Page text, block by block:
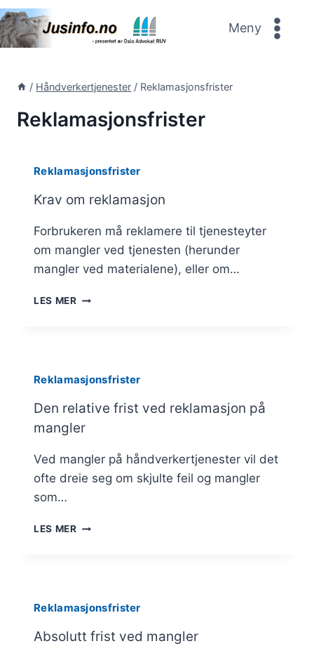
Skip
to
content
Meny
/ Håndverkertjenester / Reklamasjonsfrister
Reklamasjonsfrister
Reklamasjonsfrister
Krav om reklamasjon
Forbrukeren må reklamere til tjenesteyter
om mangler ved tjenesten (herunder
mangler ved materialene), eller om…
LES MERKRAV
Reklamasjonsfrister
Den relative frist ved reklamasjon på
mangler
Ved mangler på håndverkertjenester vil det
ofte dreie seg om skjulte feil og mangler
som…
LES MERDEN
MANGLER
Reklamasjonsfrister
Absolutt frist ved mangler